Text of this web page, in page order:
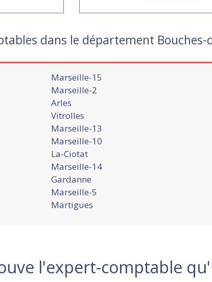
dans le département Bouches-
Marseille-15
Marseille-2
Arles
Vitrolles
Marseille-13
Marseille-10
La-Ciotat
Marseille-14
Gardanne
Marseille-5
Martigues
l'expert-comptable